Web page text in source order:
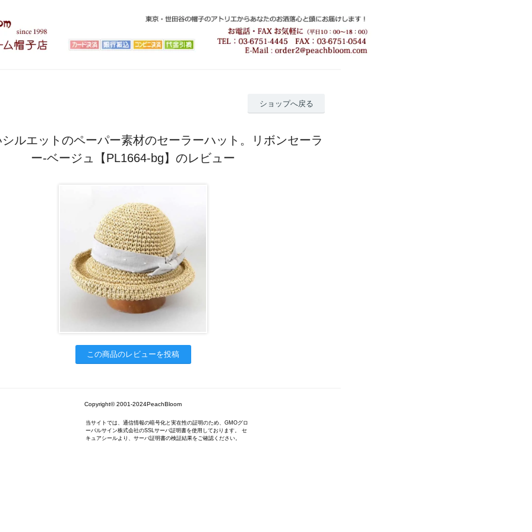
ショップへ戻る
ルエットのペーパー素材のセーラーハット。リボンセーラ
ー-ベージュ【PL1664-bg】のレビュー
この商品のレビューを投稿
Copyright© 2001-2024PeachBloom
当サイトでは、通信情報の暗号化と実在性の証明のため、GMOグロ
ーバルサイン株式会社のSSLサーバ証明書を使用しております。 セ
キュアシールより、サーバ証明書の検証結果をご確認ください。